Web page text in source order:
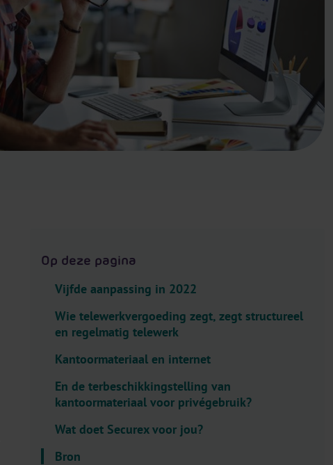
a
d
.
l
Op deze pagina
Vijfde aanpassing in 2022
Wie telewerkvergoeding zegt, zegt structureel
en regelmatig telewerk
Kantoormateriaal en internet
En de terbeschikkingstelling van
kantoormateriaal voor privégebruik?
Wat doet Securex voor jou?
Bron